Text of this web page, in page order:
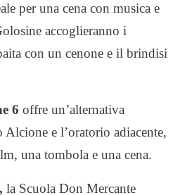
per una cena con musica e
accoglieranno i
con un cenone e il brindisi
6 offre un’alternativa
Alcione e l’oratorio adiacente,
una tombola e una cena.
la Scuola Don Mercante